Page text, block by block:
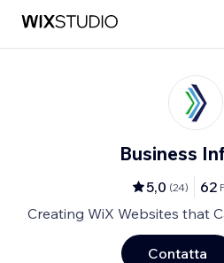
Business
5,0 (24) 62
Creating WiX Websites that
Contatta